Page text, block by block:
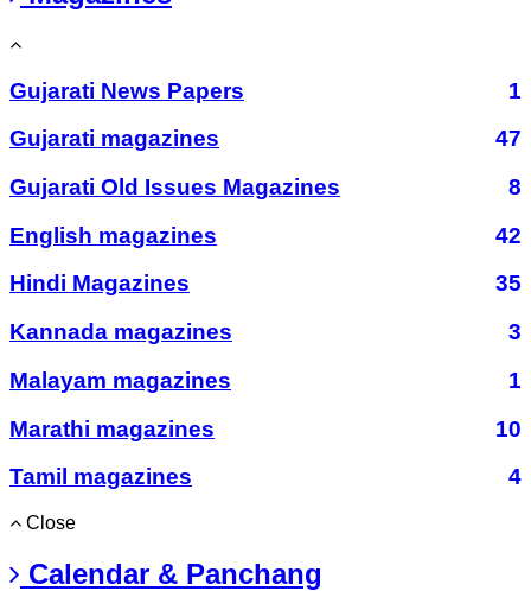
Gujarati News Papers
1
Gujarati magazines
47
Gujarati Old Issues Magazines
8
English magazines
42
Hindi Magazines
35
Kannada magazines
3
Malayam magazines
1
Marathi magazines
10
Tamil magazines
4
Close
Calendar & Panchang